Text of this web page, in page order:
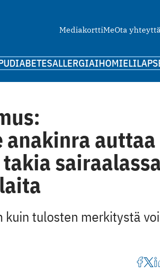
MediakorttiMeOta yhteyttä
DIABETESALLERGIAIHOMIELI
anakinra auttaa
kuin tulosten merkitystä voi